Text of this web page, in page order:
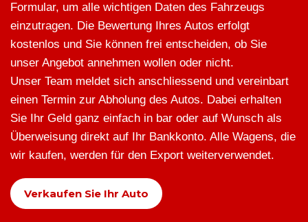
Formular, um alle wichtigen Daten des Fahrzeugs
einzutragen. Die Bewertung Ihres Autos erfolgt
kostenlos und Sie können frei entscheiden, ob Sie
unser Angebot annehmen wollen oder nicht.
Unser Team meldet sich anschliessend und vereinbart
einen Termin zur Abholung des Autos. Dabei erhalten
Sie Ihr Geld ganz einfach in bar oder auf Wunsch als
Überweisung direkt auf Ihr Bankkonto. Alle Wagens, die
wir kaufen, werden für den Export weiterverwendet.
Verkaufen Sie Ihr Auto